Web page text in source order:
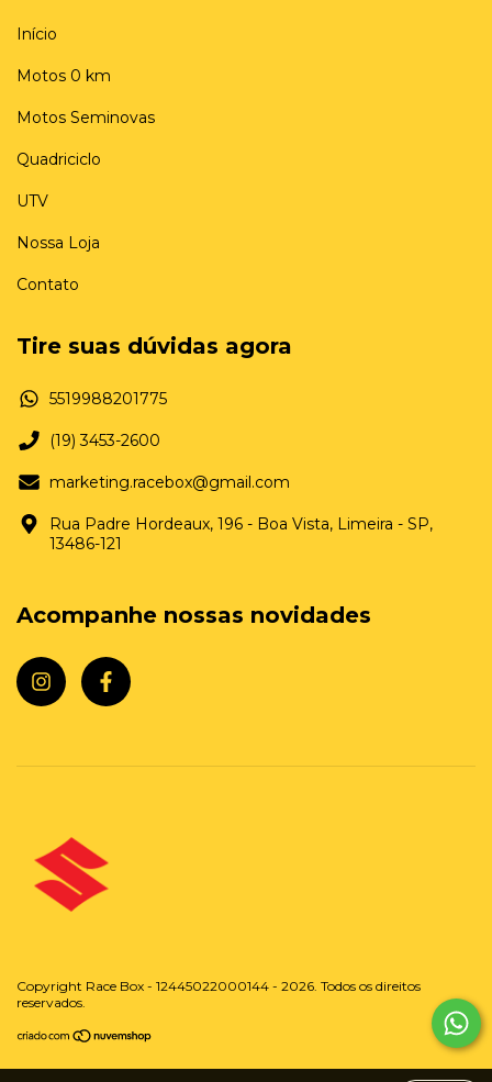
Início
Motos 0 km
Motos Seminovas
Quadriciclo
UTV
Nossa Loja
Contato
Tire suas dúvidas agora
5519988201775
(19) 3453-2600
marketing.racebox@gmail.com
Rua Padre Hordeaux, 196 - Boa Vista, Limeira - SP,
13486-121
Acompanhe nossas novidades
Copyright Race Box - 12445022000144 - 2026. Todos os direitos
reservados.